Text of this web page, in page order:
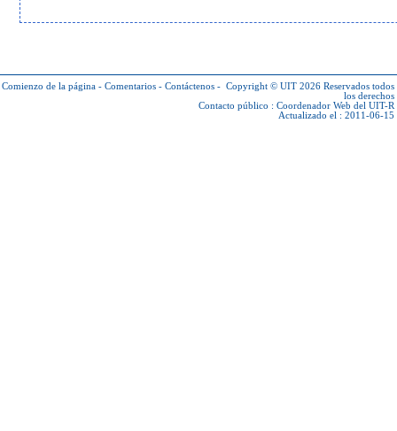
Comienzo de la página - Comentarios - Contáctenos - Copyright © UIT 2026 Reservados todos
los derechos
Contacto público : Coordenador Web del UIT-R
Actualizado el : 2011-06-15